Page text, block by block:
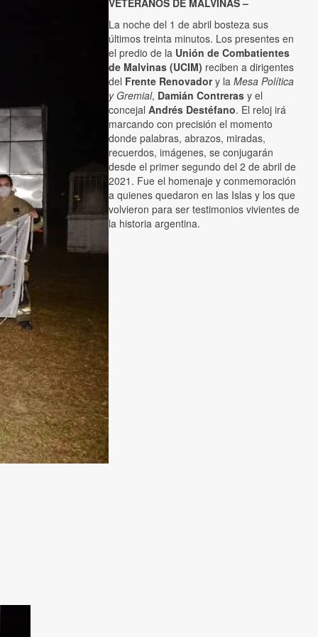
VETERANOS DE MALVINAS –
La noche del 1 de abril bosteza sus
últimos treinta minutos. Los presentes en
el predio de la Unión de Combatientes
de Malvinas (UCIM) reciben a dirigentes
del Frente Renovadory la Mesa Política
y Gremial, Damián Contreras y el
concejal Andrés Destéfano. El reloj irá
marcando con precisión el momento
donde palabras, abrazos, miradas,
recuerdos, imágenes, se conjugarán
desde el primer segundo del 2 de abril de
2021. Fue el homenaje y conmemoración
a quienes quedaron en las Islas y los que
volvieron para ser testimonios vivientes de
la historia argentina.